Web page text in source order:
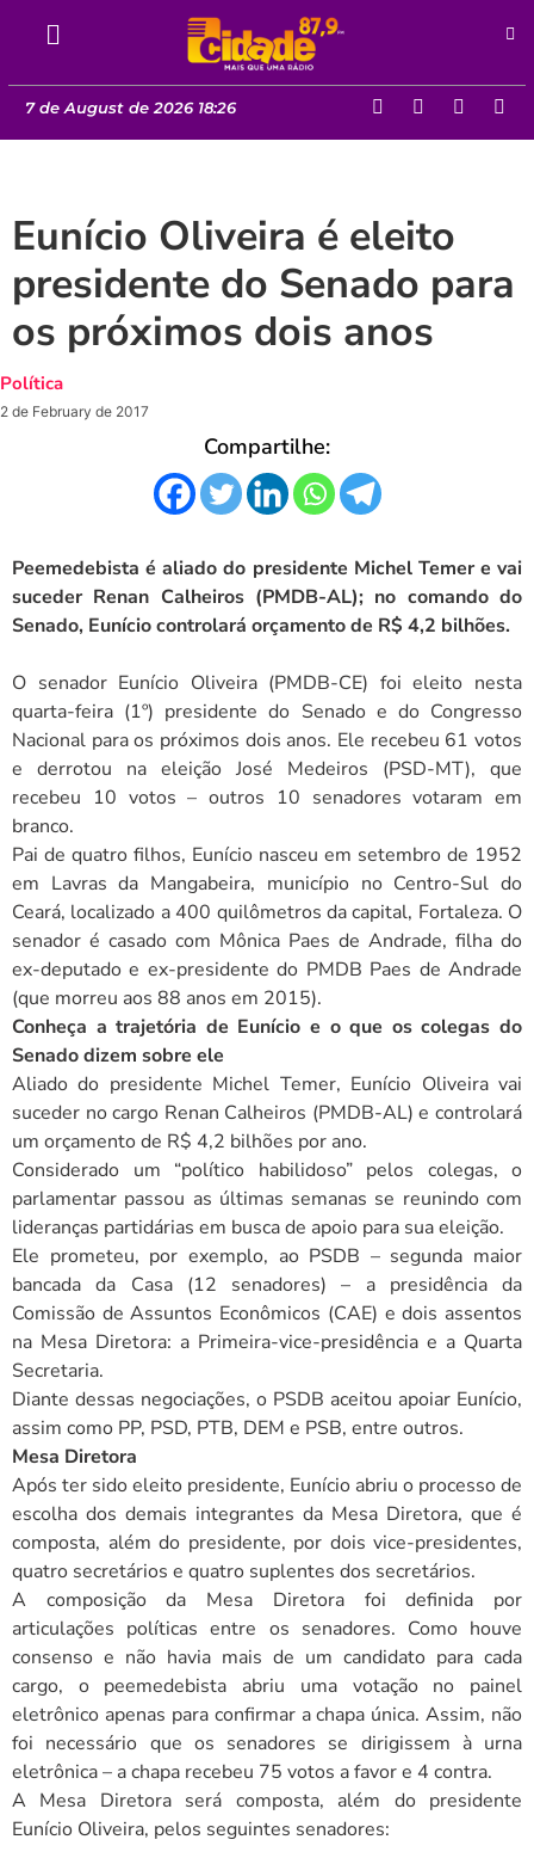
7 de August de 2026 18:26
Eunício Oliveira é eleito
presidente do Senado para
os próximos dois anos
Política
2 de February de 2017
Compartilhe:
Peemedebista é aliado do presidente Michel Temer e vai
suceder Renan Calheiros (PMDB-AL); no comando do
Senado, Eunício controlará orçamento de R$ 4,2 bilhões.
O senador Eunício Oliveira (PMDB-CE) foi eleito nesta
quarta-feira (1º) presidente do Senado e do Congresso
Nacional para os próximos dois anos. Ele recebeu 61 votos
e derrotou na eleição José Medeiros (PSD-MT), que
recebeu 10 votos – outros 10 senadores votaram em
branco.
Pai de quatro filhos, Eunício nasceu em setembro de 1952
em Lavras da Mangabeira, município no Centro-Sul do
Ceará, localizado a 400 quilômetros da capital, Fortaleza. O
senador é casado com Mônica Paes de Andrade, filha do
ex-deputado e ex-presidente do PMDB Paes de Andrade
(que morreu aos 88 anos em 2015).
Conheça a trajetória de Eunício e o que os colegas do
Senado dizem sobre ele
Aliado do presidente Michel Temer, Eunício Oliveira vai
suceder no cargo Renan Calheiros (PMDB-AL) e controlará
um orçamento de R$ 4,2 bilhões por ano.
Considerado um “político habilidoso” pelos colegas, o
parlamentar passou as últimas semanas se reunindo com
lideranças partidárias em busca de apoio para sua eleição.
Ele prometeu, por exemplo, ao PSDB – segunda maior
bancada da Casa (12 senadores) – a presidência da
Comissão de Assuntos Econômicos (CAE) e dois assentos
na Mesa Diretora: a Primeira-vice-presidência e a Quarta
Secretaria.
Diante dessas negociações, o PSDB aceitou apoiar Eunício,
assim como PP, PSD, PTB, DEM e PSB, entre outros.
Mesa Diretora
Após ter sido eleito presidente, Eunício abriu o processo de
escolha dos demais integrantes da Mesa Diretora, que é
composta, além do presidente, por dois vice-presidentes,
quatro secretários e quatro suplentes dos secretários.
A composição da Mesa Diretora foi definida por
articulações políticas entre os senadores. Como houve
consenso e não havia mais de um candidato para cada
cargo, o peemedebista abriu uma votação no painel
eletrônico apenas para confirmar a chapa única. Assim, não
foi necessário que os senadores se dirigissem à urna
eletrônica – a chapa recebeu 75 votos a favor e 4 contra.
A Mesa Diretora será composta, além do presidente
Eunício Oliveira, pelos seguintes senadores: